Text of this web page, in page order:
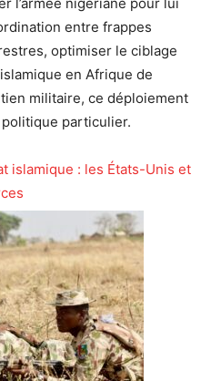
entre frappes
optimiser le ciblage
en Afrique de
militaire, ce déploiement
particulier.
islamique : les États-Unis et